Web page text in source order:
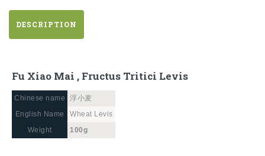
DESCRIPTION
Fu Xiao Mai , Fructus Tritici Levis
Chinese name
浮小麦
English Name
Wheat Levis
Weight
100g